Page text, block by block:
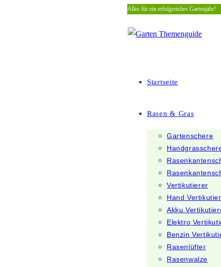
Zum
springen
Alles für ein erfolgreiches Gartenjahr!
Startseite
Rasen & Gras
Gartenschere
Vertikutierer
Hand
Akku
Elektro
Benzin
Rasenlüfter
Rasenwalze